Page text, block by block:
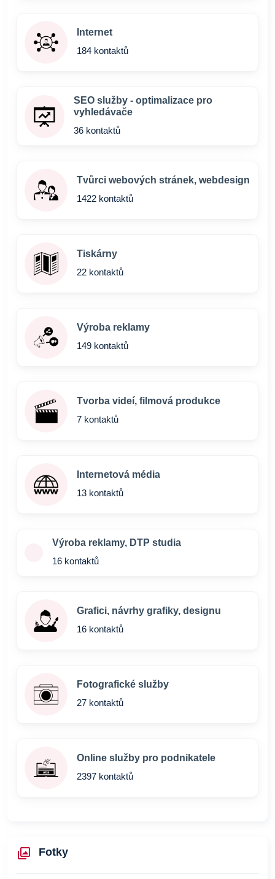
Internet
184 kontaktů
SEO služby - optimalizace pro
vyhledávače
36 kontaktů
Tvůrci webových stránek, webdesign
1422 kontaktů
Tiskárny
22 kontaktů
Výroba reklamy
149 kontaktů
Tvorba videí, filmová produkce
7 kontaktů
Internetová média
13 kontaktů
Výroba reklamy, DTP studia
16 kontaktů
Grafici, návrhy grafiky, designu
16 kontaktů
Fotografické služby
27 kontaktů
Online služby pro podnikatele
2397 kontaktů
Fotky